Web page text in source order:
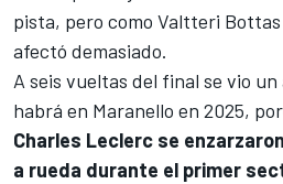
pista, pero como Valtteri Bottas
afectó demasiado.
A seis vueltas del final se vio
habrá en Maranello en 2025,
Charles Leclerc se
a rueda durante el primer